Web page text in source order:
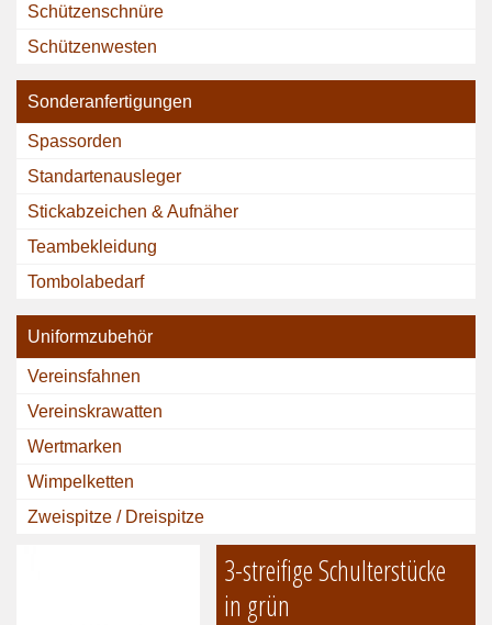
Schützenschnüre
Schützenwesten
Sonderanfertigungen
Spassorden
Standartenausleger
Stickabzeichen & Aufnäher
Teambekleidung
Tombolabedarf
Uniformzubehör
Vereinsfahnen
Vereinskrawatten
Wertmarken
Wimpelketten
Zweispitze / Dreispitze
3-streifige Schulterstücke
in grün